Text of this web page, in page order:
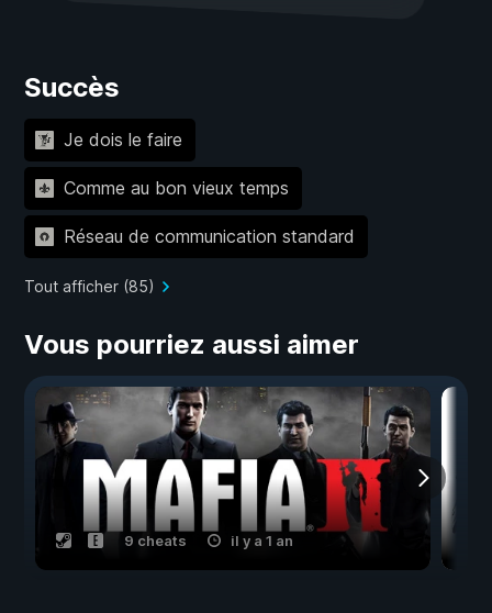
Succès
Je dois le faire
Comme au bon vieux temps
Réseau de communication standard
Tout afficher (85)
Vous pourriez aussi aimer
9 cheats il y a 1 an